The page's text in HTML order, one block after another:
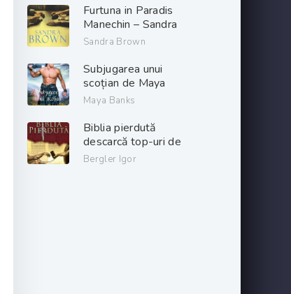
Furtuna in Paradis
Manechin – Sandra
Brown. PDF📚
Sandra Brown
Subjugarea unui
scoțian de Maya
Banks descarcă carți
gratis .pdf 📖
Maya Banks
Biblia pierdută
descarcă top-uri de
cărți online gratis
Bergler Igor